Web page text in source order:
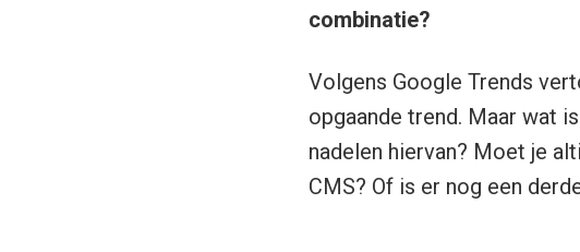
combinatie?
Volgens Google Trends
opgaande trend. Maar wat
nadelen hiervan? Moet je
CMS? Of is er nog een